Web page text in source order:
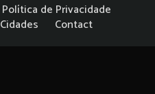
Política de Privacidade
Cidades Contact